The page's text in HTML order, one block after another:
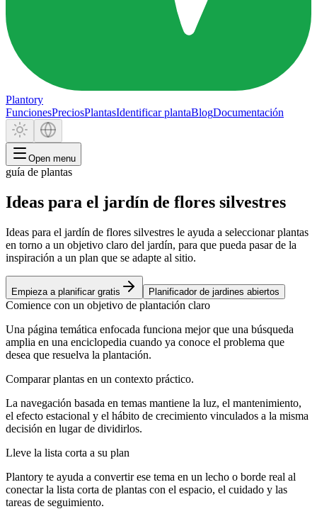
Plantory
FuncionesPreciosPlantasIdentificar plantaBlogDocumentación
Open menu
guía de plantas
Ideas para el jardín de flores silvestres
Ideas para el jardín de flores silvestres le ayuda a seleccionar plantas
en torno a un objetivo claro del jardín, para que pueda pasar de la
inspiración a un plan que se adapte al sitio.
Empieza a planificar gratis Planificador de jardines abiertos
Comience con un objetivo de plantación claro
Una página temática enfocada funciona mejor que una búsqueda
amplia en una enciclopedia cuando ya conoce el problema que
desea que resuelva la plantación.
Comparar plantas en un contexto práctico.
La navegación basada en temas mantiene la luz, el mantenimiento,
el efecto estacional y el hábito de crecimiento vinculados a la misma
decisión en lugar de dividirlos.
Lleve la lista corta a su plan
Plantory te ayuda a convertir ese tema en un lecho o borde real al
conectar la lista corta de plantas con el espacio, el cuidado y las
tareas de seguimiento.